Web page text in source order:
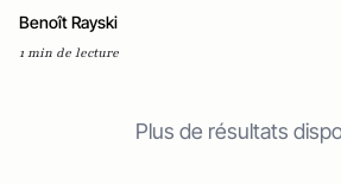
Benoît Rayski
1 min de lecture
Plus de résultats